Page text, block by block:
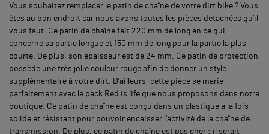
Vous souhaitez remplacer le patin de chaîne de votre dirt bike ? Vous
êtes au bon endroit car nous avons toutes les pièces détachées qu’il
vous faut. Ce patin de chaîne fait 220 mm de long en ce qui
concerne sa partie longue et 150 mm de long pour la partie la plus
courte. De plus, son épaisseur est de 24 mm. Ce patin de protection
possède une très jolie couleur rouge afin de donner un style
supplémentaire à votre dirt. D’ailleurs, cette pièce se marie
parfaitement avec le pack Red is life que nous proposons dans notre
boutique. Ce patin de chaîne est conçu dans un plastique à la fois
solide et résistant pour pouvoir encaisser l’activité de la chaîne de
transmission. De plus, ce patin de chaîne est pas cher : il serait